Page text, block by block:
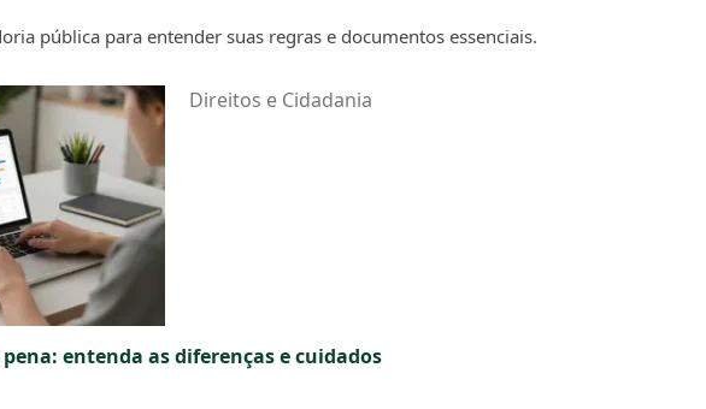
pública para entender suas regras e documentos essenciais.
Direitos e Cidadania
entenda as diferenças e cuidados